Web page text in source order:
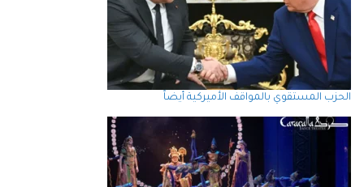
الحزب المستقوي بالمواقف الأميركية أيضاً